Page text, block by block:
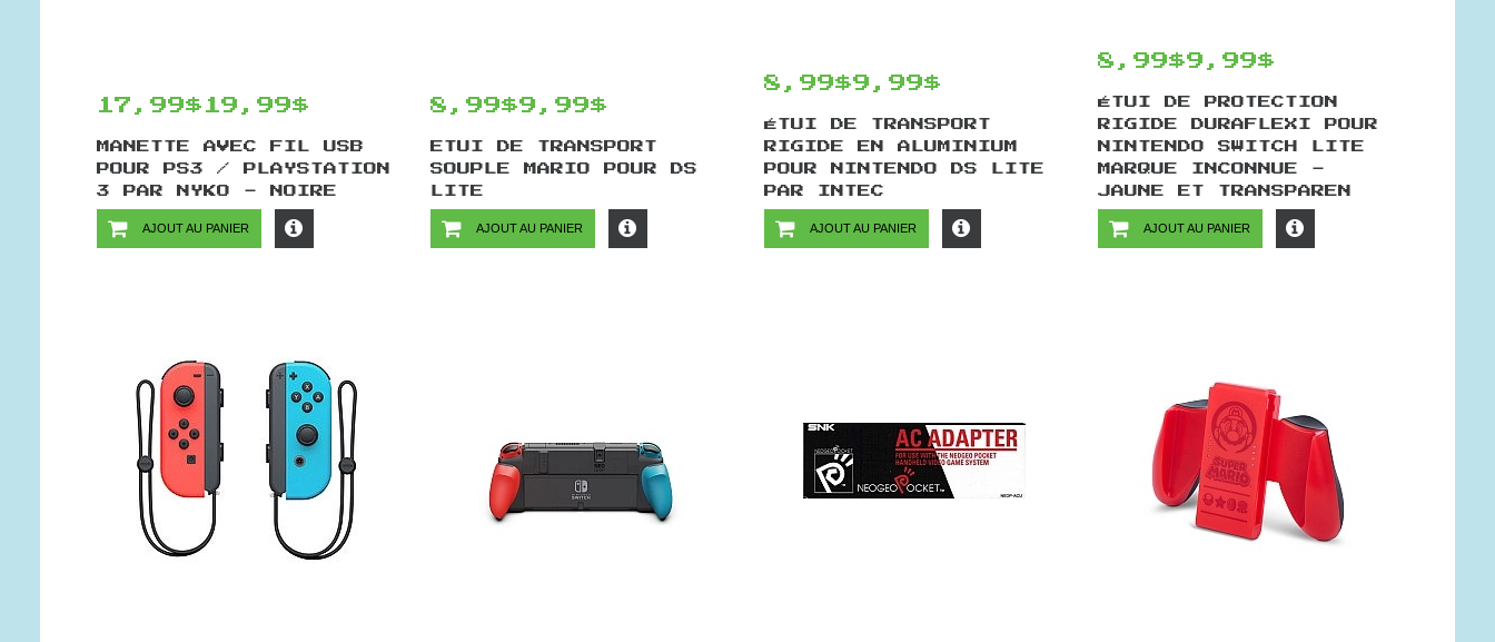
17,99$ 19,99$
MANETTE AVEC FIL USB
POUR PS3 / PLAYSTATION
3 PAR NYKO - NOIRE
AJOUT AU PANIER
8,99$9,99$
ETUI DE TRANSPORT
SOUPLE MARIO POUR DS
LITE
AJOUT AU PANIER
8,99$9,99$
ÉTUI DE TRANSPORT
RIGIDE EN ALUMINIUM
POUR NINTENDO DS LITE
PAR INTEC
AJOUT AU PANIER
8,99$9,99$
ÉTUI DE PROTECTION
RIGIDE DURAFLEXI POUR
NINTENDO SWITCH LITE
MARQUE INCONNUE -
JAUNE ET TRANSPAREN
AJOUT AU PANIER